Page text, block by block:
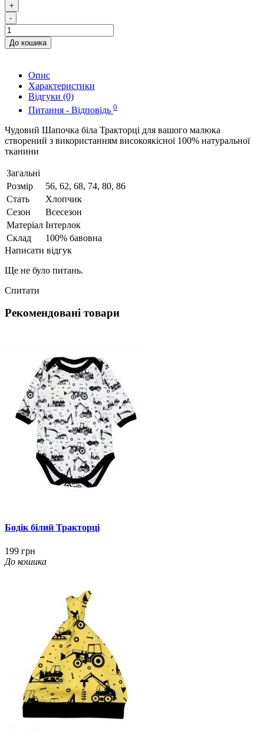
+
-
До кошика
Опис
Характеристики
Відгуки (0)
Питання - Відповідь 0
Чудовий Шапочка біла Тракторці для вашого малюка
створений з використанням високоякісної 100% натуральної
тканини
Загальні
Розмір
56, 62, 68, 74, 80, 86
Стать
Хлопчик
Сезон
Всесезон
Матеріал Інтерлок
Склад
100% бавовна
Написати відгук
Ще не було питань.
Спитати
Рекомендовані товари
Бодік білий Тракторці
199 грн
До кошика